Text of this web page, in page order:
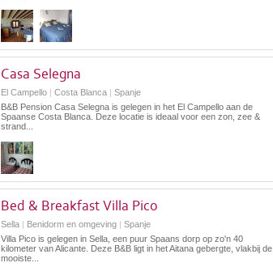
Casa Selegna
El Campello | Costa Blanca | Spanje
B&B Pension Casa Selegna is gelegen in het El Campello aan de
Spaanse Costa Blanca. Deze locatie is ideaal voor een zon, zee &
strand...
Bed & Breakfast Villa Pico
Sella | Benidorm en omgeving | Spanje
Villa Pico is gelegen in Sella, een puur Spaans dorp op zo'n 40
kilometer van Alicante. Deze B&B ligt in het Aitana gebergte, vlakbij de
mooiste...